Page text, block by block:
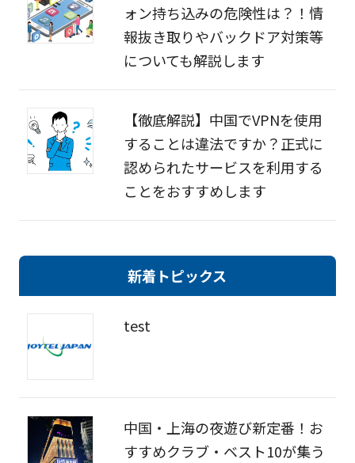
ォン持ち込みの危険性は？！情
報抜き取りやバックドア対策等
についても解説します
【徹底解説】中国でVPNを使用
することは違法ですか？正式に
認められたサービスを利用する
ことをおすすめします
新着トピックス
test
中国・上海の夜遊び新定番！お
すすめクラブ・ベスト10が集う